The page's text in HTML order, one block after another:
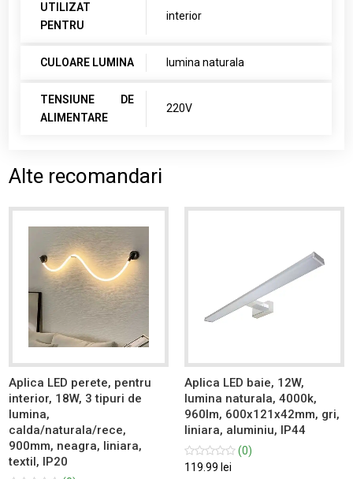
UTILIZAT
PENTRU
interior
CULOARE LUMINA lumina naturala
TENSIUNE DE
ALIMENTARE
220V
Alte recomandari
Aplica LED perete, pentru
interior, 18W, 3 tipuri de
lumina,
calda/naturala/rece,
900mm, neagra, liniara,
textil, IP20
Aplica LED baie, 12W,
lumina naturala, 4000k,
960lm, 600x121x42mm, gri,
liniara, aluminiu, IP44
(0)
119.99 lei